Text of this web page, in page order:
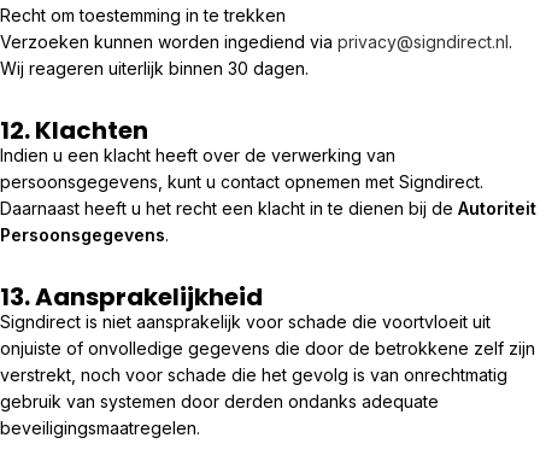
Recht om toestemming in te trekken
Verzoeken kunnen worden ingediend via privacy@signdirect.nl.
Wij reageren uiterlijk binnen 30 dagen.
12. Klachten
Indien u een klacht heeft over de verwerking van
persoonsgegevens, kunt u contact opnemen met Signdirect.
Daarnaast heeft u het recht een klacht in te dienen bij de Autoriteit
Persoonsgegevens.
13. Aansprakelijkheid
Signdirect is niet aansprakelijk voor schade die voortvloeit uit
onjuiste of onvolledige gegevens die door de betrokkene zelf zijn
verstrekt, noch voor schade die het gevolg is van onrechtmatig
gebruik van systemen door derden ondanks adequate
beveiligingsmaatregelen.